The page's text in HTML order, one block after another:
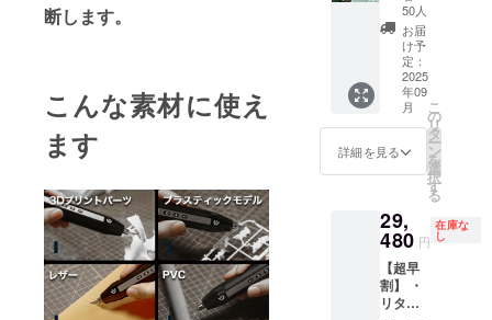
断します。
こんな素材に使え
ます
支援頂
けます
様お願
い致し
ます。
2025年
10月頃
ンライ
ン
にて一
般販売
開始予
定で
す。
が向上
した場
合、正
規販売
価格が
販売予
定価格
より下
がる可
類似商
品が発
生する
可能性
があり
ます。
ます。
※ご注文
状況、
使用部
材の供
給状
況、製
造工程
上の都
が遅れ
る場合
ます。
※皆様の
支援に
Hanboo
st C1 ×
１セッ
ト ・一
般販売
予定価
格：
42,980
円 ※リ
ターン
送料込
みの金
額にな
りま
す。 ※
ご注文
50人
お届
け予
定：
2025
年09
月
詳細を見る
こ
の
リ
タ
ー
ン
を
選
択
す
る
29,
480 円
在庫な
し
【超早
割】 ・
リター